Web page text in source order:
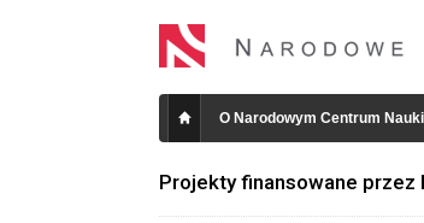
O Narodowym Centrum Nauki
Projekty finansowane przez